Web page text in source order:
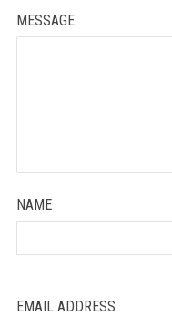
MESSAGE
NAME
EMAIL ADDRESS